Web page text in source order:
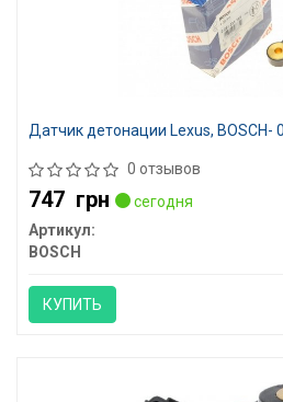
Датчик детонации Lexus, BOSCH-
0 отзывов
747 грн
сегодня
Артикул:
BOSCH
КУПИТЬ